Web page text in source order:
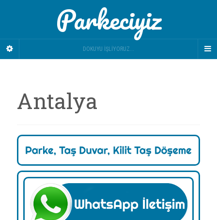
Parkeciyiz
DOKUYU İŞLIYORUZ...
Antalya